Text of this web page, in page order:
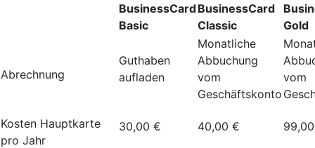
BusinessCard
Basic
BusinessCard
Classic
Gold
Abrechnung
Guthaben
aufladen
Monatliche
Abbuchung
vom
Geschäftskonto
vom
Kosten Hauptkarte
pro Jahr
30,00 € 40,00 €